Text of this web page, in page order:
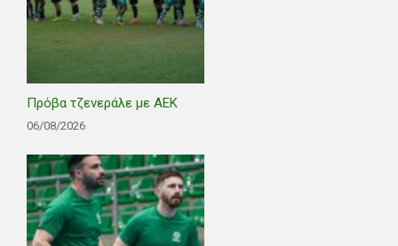
Πρόβα τζενεράλε με ΑΕΚ
06/08/2026